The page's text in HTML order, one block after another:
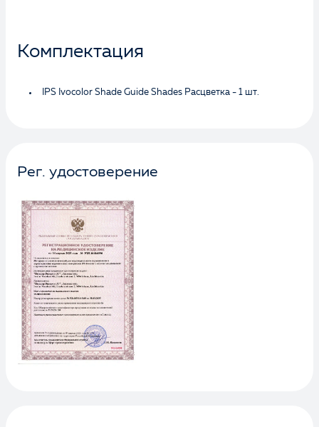
Комплектация
IPS Ivocolor Shade Guide Shades Расцветка - 1 шт.
Рег. удостоверение